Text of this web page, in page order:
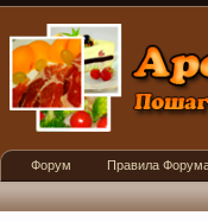
Форум Правила